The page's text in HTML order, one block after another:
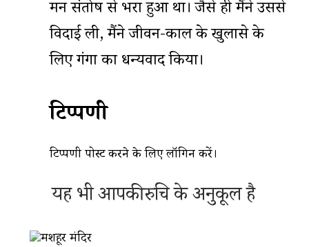
मन संतोष से भरा हुआ था। जैसे ही मैंने उससे
विदाई ली, मैंने जीवन-काल के खुलासे के
लिए गंगा का धन्यवाद किया।
टिप्पणी
टिप्पणी पोस्ट करने के लिएलॉगिनकरें।
यह भी आपकी रुचि के अनुकूल है